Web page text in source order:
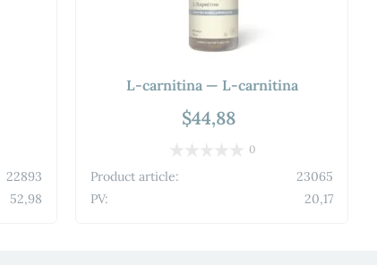
22893
52,98
L-carnitina — L-carnitina
$44,88
0
Product article:
23065
PV:
20,17